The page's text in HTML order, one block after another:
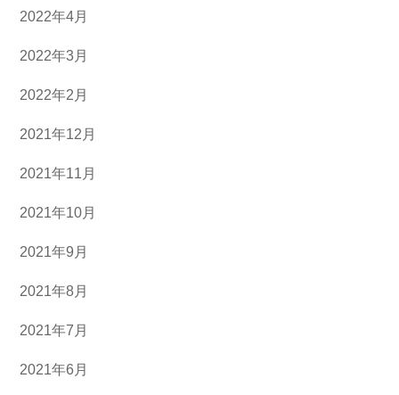
2022年4月
2022年3月
2022年2月
2021年12月
2021年11月
2021年10月
2021年9月
2021年8月
2021年7月
2021年6月